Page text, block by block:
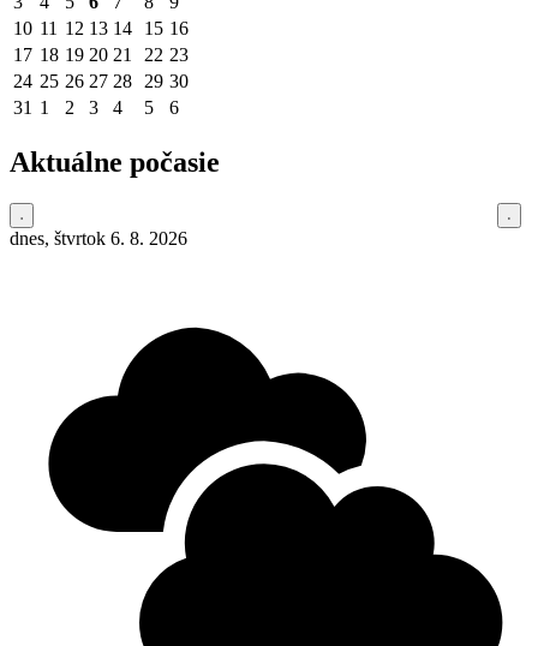
10 11 12 13 14 15 16
17 18 19 20 21 22 23
24 25 26 27 28 29 30
31 1 2 3 4 5 6
Aktuálne počasie
dnes, štvrtok 6. 8. 2026